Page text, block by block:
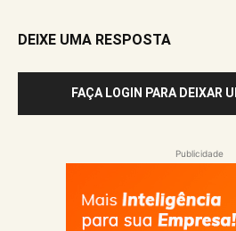
DEIXE UMA RESPOSTA
FAÇA LOGIN PARA DEIXAR
Publicidade